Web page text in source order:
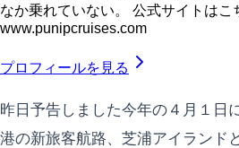
なか乗れていない。 公式サイトはこ
www.punipcruises.com
プロフィールを見る
昨日予告しました今年の４月１日
港の新旅客航路、芝浦アイランド